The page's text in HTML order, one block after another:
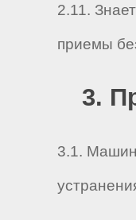
2.11.
приемы
3.
3.1.